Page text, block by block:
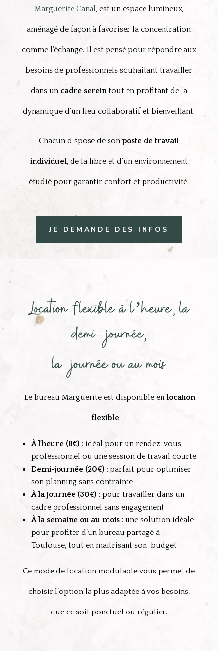
Marguerite Canal, est un espace lumineux,
aménagé de façon à favoriser la concentration
comme l’échange. Il est pensé pour répondre aux
besoins de professionnels souhaitant travailler
dans un cadre sereintout en profitant de la
dynamique d’un lieu collaboratif et bienveillant.
Chacun dispose de sonposte de travail
individuel, de la fibre et d’un environnement
étudié pour garantir confort et productivité.
JE DEMANDE DES INFOS
Location flexible à l’heure, la
demi-journée,
la journée ou au mois
Le bureau Marguerite est disponible enlocation
flexible :
À l’heure (8€) : idéal pour un rendez-vous
professionnel ou une session de travail courte
Demi-journée (20€) : parfait pour optimiser
son planning sans contrainte
À la journée (30€) : pour travailler dans un
cadre professionnel sans engagement
À la semaine ou au mois: une solution idéale
pour profiter d’un bureau partagé à
Toulouse, tout en maitrisant son budget
Ce mode de location modulable vous permet de
choisir l’option la plus adaptée à vos besoins,
que ce soit ponctuel ou régulier.